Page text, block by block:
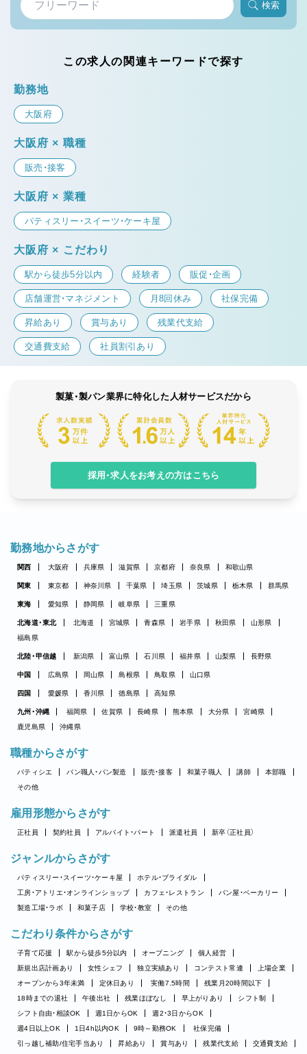
検索
この求人の関連キーワードで探す
勤務地
大阪府
大阪府 × 職種
販売・接客
大阪府 × 業種
パティスリー・スイーツ・ケーキ屋
大阪府 × こだわり
駅から徒歩5分以内 経験者 販促・企画
店舗運営・マネジメント 月8回休み 社保完備
昇給あり 賞与あり 残業代支給
交通費支給 社員割引あり
製菓・製パン業界に特化した人材サービスだから
採用・求人をお考えの方はこちら
勤務地からさがす
関西 大阪府 兵庫県 滋賀県 京都府 奈良県 和歌山県
関東 東京都 神奈川県 千葉県 埼玉県 茨城県 栃木県 群馬県
東海 愛知県 静岡県 岐阜県 三重県
北海道・東北 北海道 宮城県 青森県 岩手県 秋田県
山形県
福島県
北陸・甲信越 新潟県 富山県 石川県 福井県 山梨県 長野県
中国 広島県 岡山県 島根県 鳥取県 山口県
四国 愛媛県 香川県 徳島県 高知県
九州・沖縄 福岡県 佐賀県 長崎県 熊本県 大分県
宮崎県
鹿児島県
沖縄県
職種からさがす
パティシエ パン職人・パン製造 販売・接客 和菓子職人 講師
本部職
その他
雇用形態からさがす
正社員 契約社員 アルバイト・パート 派遣社員 新卒（正社員）
ジャンルからさがす
パティスリー・スイーツ・ケーキ屋
ホテル・ブライダル
工房・アトリエ・オンラインショップ
カフェ・レストラン
パン屋・ベーカリー
製造工場・ラボ
和菓子店 学校・教室 その他
こだわり条件からさがす
子育て応援 駅から徒歩5分以内 オープニング
個人経営
新規出店計画あり
女性シェフ 独立実績あり コンテスト常連
上場企業
オープンから3年未満
定休日あり 実働7.5時間
残業月20時間以下
18時までの退社
午後出社 残業ほぼなし 早上がりあり
シフト制
シフト自由・相談OK
週1日からOK
週2・3日からOK
週4日以上OK
1日4h以内OK 9時～勤務OK
社保完備
引っ越し補助/住宅手当あり
昇給あり 賞与あり 残業代支給
交通費支給